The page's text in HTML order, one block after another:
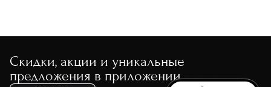
Скидки, акции и уникальные
предложения в приложении